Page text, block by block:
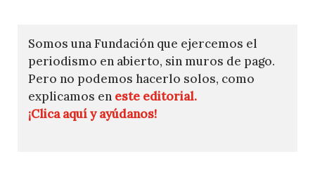
Somos una Fundación que ejercemos el
periodismo en abierto, sin muros de pago.
Pero no podemos hacerlo solos, como
explicamos en este editorial.
¡Clica aquí y ayúdanos!